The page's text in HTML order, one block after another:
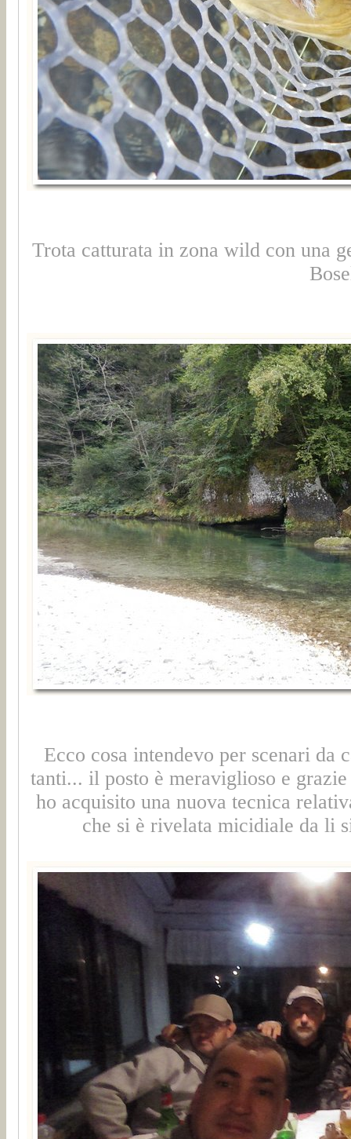
Trota catturata in zona wild con una
Ecco cosa intendevo per scenari da
tanti... il posto è meraviglioso e
ho acquisito una nuova tecnica
che si è rivelata micidiale da li